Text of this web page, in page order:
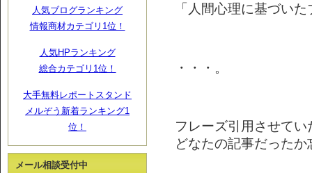
「人間心理に基づい
・・・。
フレーズ引用させてい
どなたの記事だった
人気ブログランキング
情報商材カテゴリ1位！
人気HPランキング
総合カテゴリ1位！
大手無料レポートスタンド
メルぞう新着ランキング1
位！
メール相談受付中